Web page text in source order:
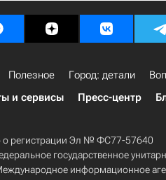
Полезное Город: детали
и сервисы Пресс-центр
о регистрации Эл № ФС77-57640
государственное
информационное